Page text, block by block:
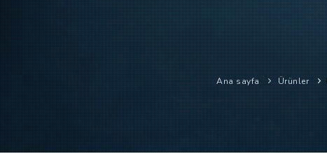
Ana sayfa Ürünler